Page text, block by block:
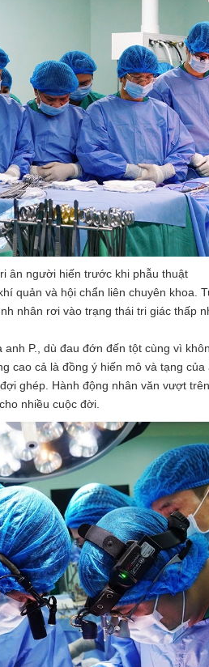
ân người hiến trước khi phẫu thuật
quản và hội chẩn liên chuyên khoa.
nhân rơi vào trạng thái tri giác thấp
P., dù đau đớn đến tột cùng vì
cao cả là đồng ý hiến mô và tạng
ghép. Hành động nhân văn vượt
nhiều cuộc đời.